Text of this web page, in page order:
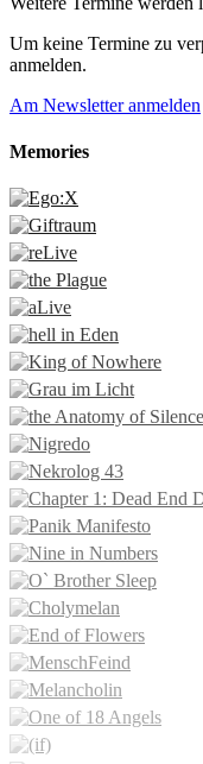
Um keine Termine zu
anmelden.
Am Newsletter anmelden
Memories